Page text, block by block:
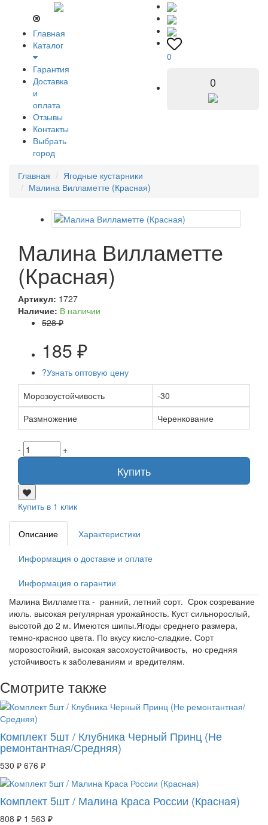
Главная
Каталог
Гарантия
Доставка
и
оплата
Отзывы
Контакты
Выбрать
город
0
0
Главная
Ягодные кустарники
Малина Вилламетте (Красная)
Малина Вилламетте
(Красная)
Артикул: 1727
Наличие: В наличии
528 ₽
185 ₽
?Узнать оптовую цену
Морозоустойчивость
-30
Размножение
Черенкование
- +
Купить
Купить в 1 клик
Описание Характеристики
Информация о доставке и оплате
Информация о гарантии
Малина Вилламетта - ранний, летний сорт. Срок созревание
июль. высокая регулярная урожайность. Куст сильнорослый,
высотой до 2 м. Имеются шипы.Ягоды среднего размера,
темно-красноо цвета. По вкусу кисло-сладкие. Сорт
морозостойкий, высокая засохоустойчивость, но средняя
устойчивость к заболеваниям и вредителям.
Смотрите также
Комплект 5шт / Клубника Черный Принц (Не
ремонтантная/Средняя)
530 ₽ 676 ₽
Комплект 5шт / Малина Краса России (Красная)
808 ₽ 1 563 ₽